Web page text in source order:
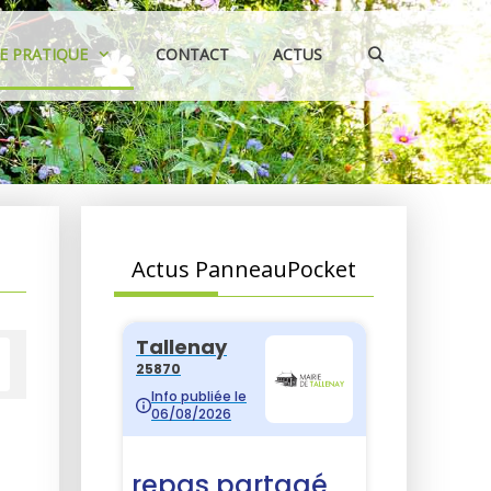
PRATIQUE CONTACT ACTUS
Actus PanneauPocket